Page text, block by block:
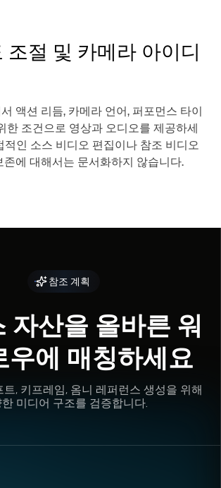
조절 및 카메라 아이디
액션 리듬, 카메라 언어, 퍼포먼스 타이
한 조건으로 영상과 오디오를 제공하세
적인 소스 비디오 편집이나 참조 비디오
존에 대해서는 문서화하지 않습니다.
참조 계획
자산을 올바른 워
우에 매칭하세요
트, 키프레임, 옴니 레퍼런스 생성을 위해
미디어 구조를 검증합니다.